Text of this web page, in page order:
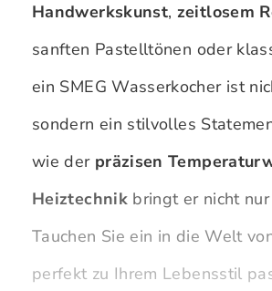
Handwerkskunst, zeitlosem
sanften Pastelltönen oder
ein SMEG Wasserkocher ist
sondern ein stilvolles
wie der präzisen
Heiztechnikbringt er nicht nur
Tauchen Sie ein in die Welt
perfekt zu Ihrem Lebensstil